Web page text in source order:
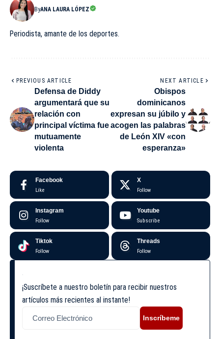
ByANA LAURA LÓPEZ
Periodista, amante de los deportes.
PREVIOUS ARTICLE
Defensa de Diddy
argumentará que su
relación con
principal víctima fue
mutuamente
violenta
NEXT ARTICLE
Obispos
dominicanos
expresan su júbilo y
acogen las palabras
de León XIV «con
esperanza»
Facebook
Like
X
Follow
Instagram
Follow
Youtube
Subscribe
Tiktok
Follow
Threads
Follow
¡Suscríbete a nuestro boletín para recibir nuestros
artículos más recientes al instante!
Inscríbeme